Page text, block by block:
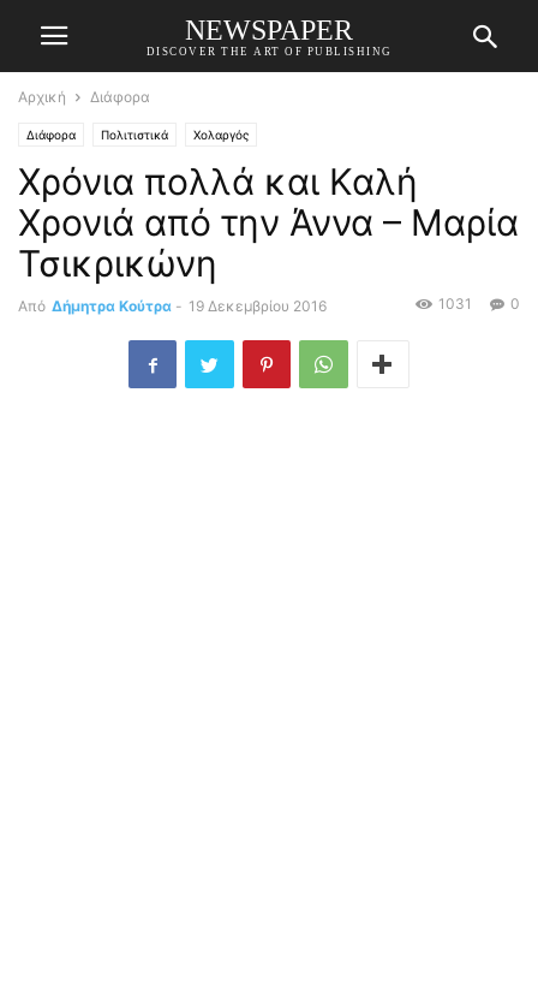
NEWSPAPER
DISCOVER THE ART OF PUBLISHING
Αρχική Διάφορα
Διάφορα Πολιτιστικά Χολαργός
Χρόνια πολλά και Καλή
Χρονιά από την Άννα – Μαρία
Τσικρικώνη
Από Δήμητρα Κούτρα - 19 Δεκεμβρίου 2016 0
1031